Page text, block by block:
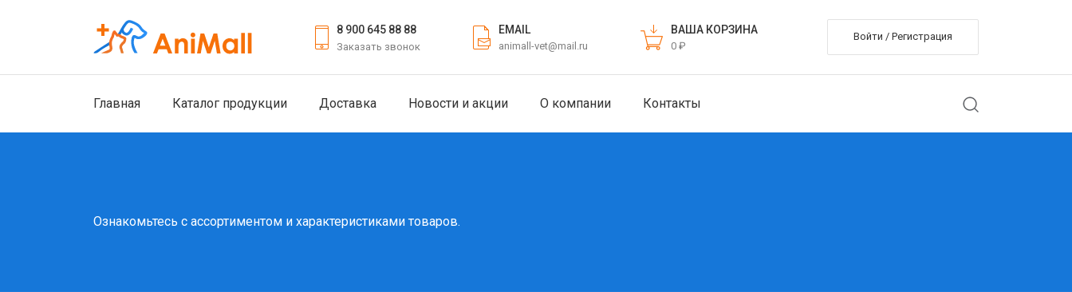
8 900 645 88 88
Заказать звонок
EMAIL
animall-vet@mail.ru
ВАША КОРЗИНА
0 ₽
Войти / Регистрация
Главная Каталог продукции Доставка Новости и акции О компании Контакты
Ознакомьтесь с ассортиментом и характеристиками товаров.